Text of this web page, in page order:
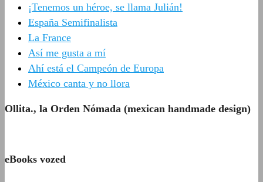
¡Tenemos un héroe, se llama Julián!
España Semifinalista
La France
Así me gusta a mí
Ahí está el Campeón de Europa
México canta y no llora
Ollita., la Orden Nómada (mexican handmade design)
eBooks vozed